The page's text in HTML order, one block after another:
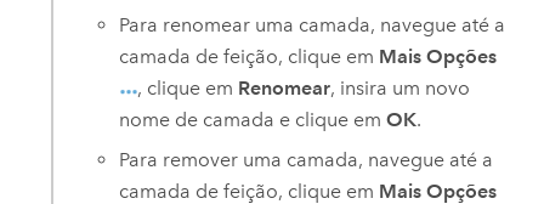
Para renomear uma camada, navegue até a
camada de feição, clique em Mais Opções
, clique em Renomear, insira um novo
nome de camada e clique emOK.
Para remover uma camada, navegue até a
camada de feição, clique em Mais Opções